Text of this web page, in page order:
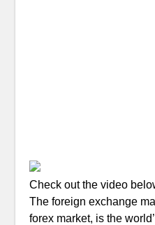
Check out the video
The foreign exchange
forex market, is the